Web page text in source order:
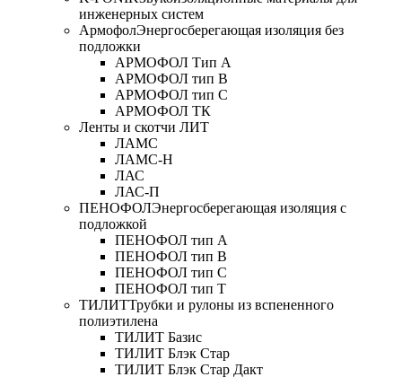
инженерных систем
АрмофолЭнергосберегающая изоляция без
подложки
АРМОФОЛ Тип А
АРМОФОЛ тип В
АРМОФОЛ тип C
АРМОФОЛ ТК
Ленты и скотчи ЛИТ
ЛАМС
ЛАМС-Н
ЛАС
ЛАС-П
ПЕНОФОЛЭнергосберегающая изоляция с
подложкой
ПЕНОФОЛ тип А
ПЕНОФОЛ тип B
ПЕНОФОЛ тип C
ПЕНОФОЛ тип T
ТИЛИТТрубки и рулоны из вспененного
полиэтилена
ТИЛИТ Базис
ТИЛИТ Блэк Стар
ТИЛИТ Блэк Стар Дакт